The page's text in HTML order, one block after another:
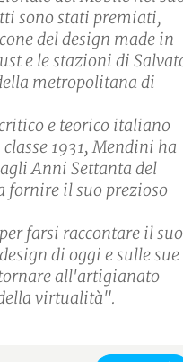
sono stati premiati,
del design made in
e le stazioni di
metropolitana di
e teorico italiano
1931, Mendini ha
Anni Settanta del
fornire il suo prezioso
farsi raccontare il suo
di oggi e sulle sue
all'artigianato
virtualità".